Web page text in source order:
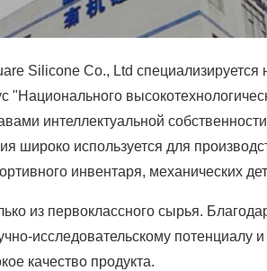
Silicone Co., Ltd
интеллектуальной
широко используется для
инвентаря, механических
из первоклассного сырья.
исследовательскому потенциалу и
качество продукта.